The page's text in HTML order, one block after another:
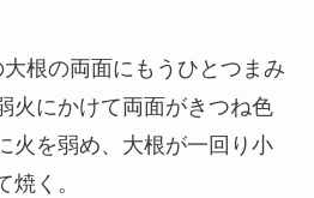
根の両面にもうひとつまみ
火にかけて両面がきつね色
火を弱め、大根が一回り小
焼く。